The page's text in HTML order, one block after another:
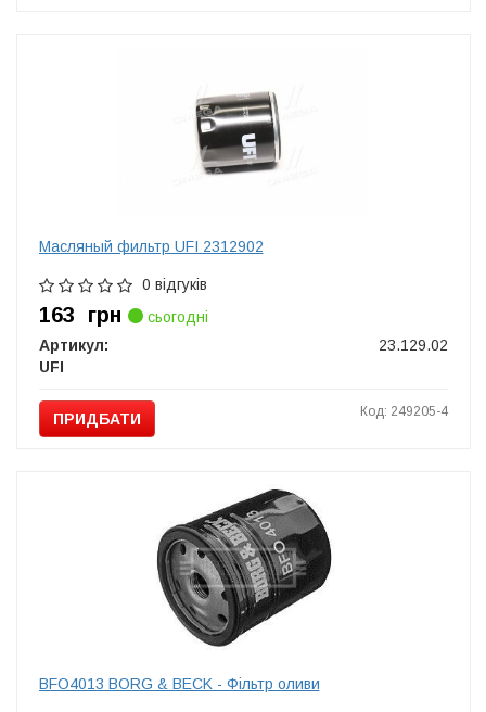
Масляный фильтр UFI 2312902
0 відгуків
163 грн
сьогодні
Артикул:
23.129.02
UFI
ПРИДБАТИ Код: 249205-4
BFO4013 BORG & BECK - Фільтр оливи